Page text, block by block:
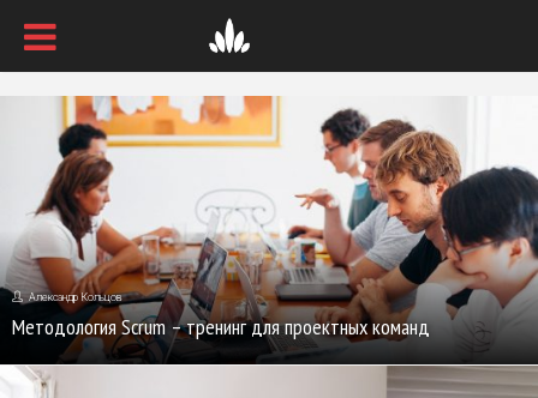
Александр Кольцов
Методология Scrum – тренинг для проектных команд